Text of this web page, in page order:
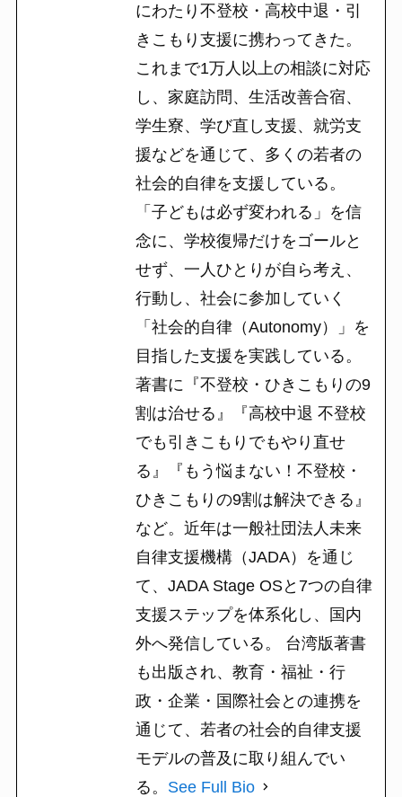
にわたり不登校・高校中退・引
きこもり支援に携わってきた。
これまで1万人以上の相談に対応
し、家庭訪問、生活改善合宿、
学生寮、学び直し支援、就労支
援などを通じて、多くの若者の
社会的自律を支援している。
「子どもは必ず変われる」を信
念に、学校復帰だけをゴールと
せず、一人ひとりが自ら考え、
行動し、社会に参加していく
「社会的自律（Autonomy）」を
目指した支援を実践している。
著書に『不登校・ひきこもりの9
割は治せる』『高校中退 不登校
でも引きこもりでもやり直せ
る』『もう悩まない！不登校・
ひきこもりの9割は解決できる』
など。近年は一般社団法人未来
自律支援機構（JADA）を通じ
て、JADA Stage OSと7つの自律
支援ステップを体系化し、国内
外へ発信している。 台湾版著書
も出版され、教育・福祉・行
政・企業・国際社会との連携を
通じて、若者の社会的自律支援
モデルの普及に取り組んでい
る。 See Full Bio